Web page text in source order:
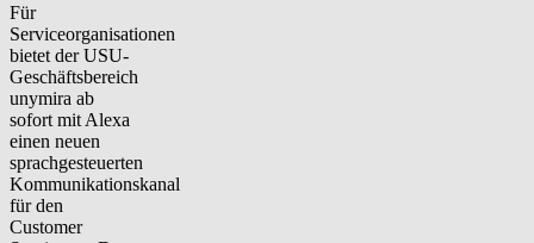
Für
Serviceorganisationen
bietet der USU-
Geschäftsbereich
unymira ab
sofort mit Alexa
einen neuen
sprachgesteuerten
Kommunikationskanal
für den
Customer